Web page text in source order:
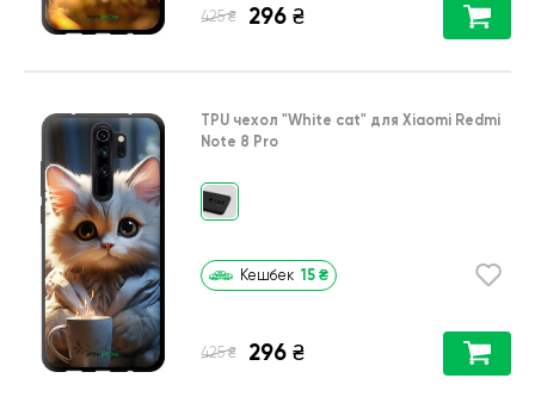
425 ₴ 296 ₴
TPU чехол "White cat" для Xiaomi Redmi
Note 8 Pro
Кешбек 15 ₴
425 ₴ 296 ₴